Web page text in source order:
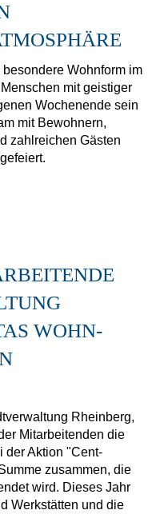
besondere Wohnform im
mit geistiger
Wochenende sein
mit Bewohnern,
zahlreichen Gästen
WOHN-
Rheinberg,
Mitarbeitenden die
der Aktion "Cent-
zusammen, die
wird. Dieses Jahr
Werkstätten und die